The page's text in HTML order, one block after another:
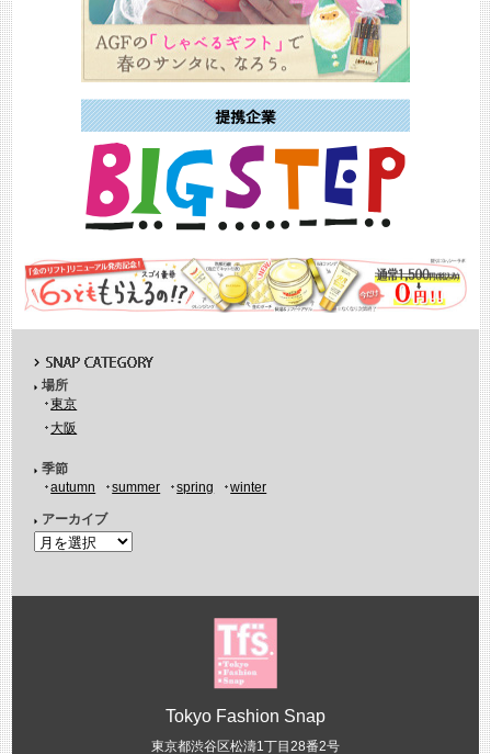
場所
東京
大阪
季節
autumn
summer spring winter
アーカイブ
Tokyo Fashion Snap
東京都渋谷区松濤1丁目28番2号